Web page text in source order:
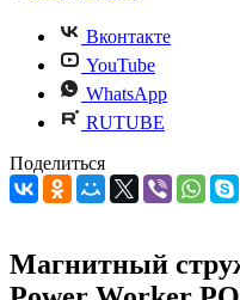
Вконтакте
YouTube
WhatsApp
RUTUBE
Поделиться
Магнитный